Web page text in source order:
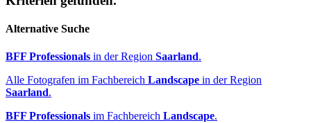
Alternative Suche
BFF Professionals in der Region Saarland.
Alle Fotografen im Fachbereich Landscape in der Region
Saarland.
BFF Professionals im Fachbereich Landscape.